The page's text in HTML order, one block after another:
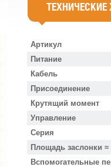
Артикул
Питание
Кабель
Присоединение
Крутящий момент
Управление
Серия
Площадь заслонки ≈
Вспомогательные